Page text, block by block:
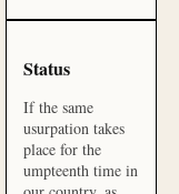
Status
If the same
usurpation takes
place for the
umpteenth time in